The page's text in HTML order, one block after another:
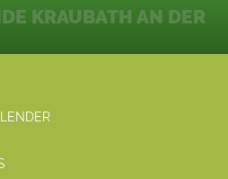
KRAUBATH AN DER